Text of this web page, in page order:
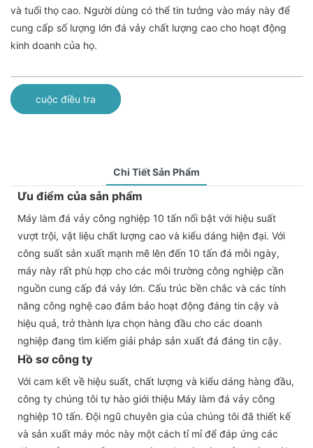
và tuổi thọ cao. Người dùng có thể tin tưởng vào máy này để
cung cấp số lượng lớn đá vảy chất lượng cao cho hoạt động
kinh doanh của họ.
cuộc điều tra
Chi Tiết Sản Phẩm
Ưu điểm của sản phẩm
Máy làm đá vảy công nghiệp 10 tấn nổi bật với hiệu suất
vượt trội, vật liệu chất lượng cao và kiểu dáng hiện đại. Với
công suất sản xuất mạnh mẽ lên đến 10 tấn đá mỗi ngày,
máy này rất phù hợp cho các môi trường công nghiệp cần
nguồn cung cấp đá vảy lớn. Cấu trúc bền chắc và các tính
năng công nghệ cao đảm bảo hoạt động đáng tin cậy và
hiệu quả, trở thành lựa chọn hàng đầu cho các doanh
nghiệp đang tìm kiếm giải pháp sản xuất đá đáng tin cậy.
Hồ sơ công ty
Với cam kết về hiệu suất, chất lượng và kiểu dáng hàng đầu,
công ty chúng tôi tự hào giới thiệu Máy làm đá vảy công
nghiệp 10 tấn. Đội ngũ chuyên gia của chúng tôi đã thiết kế
và sản xuất máy móc này một cách tỉ mỉ để đáp ứng các